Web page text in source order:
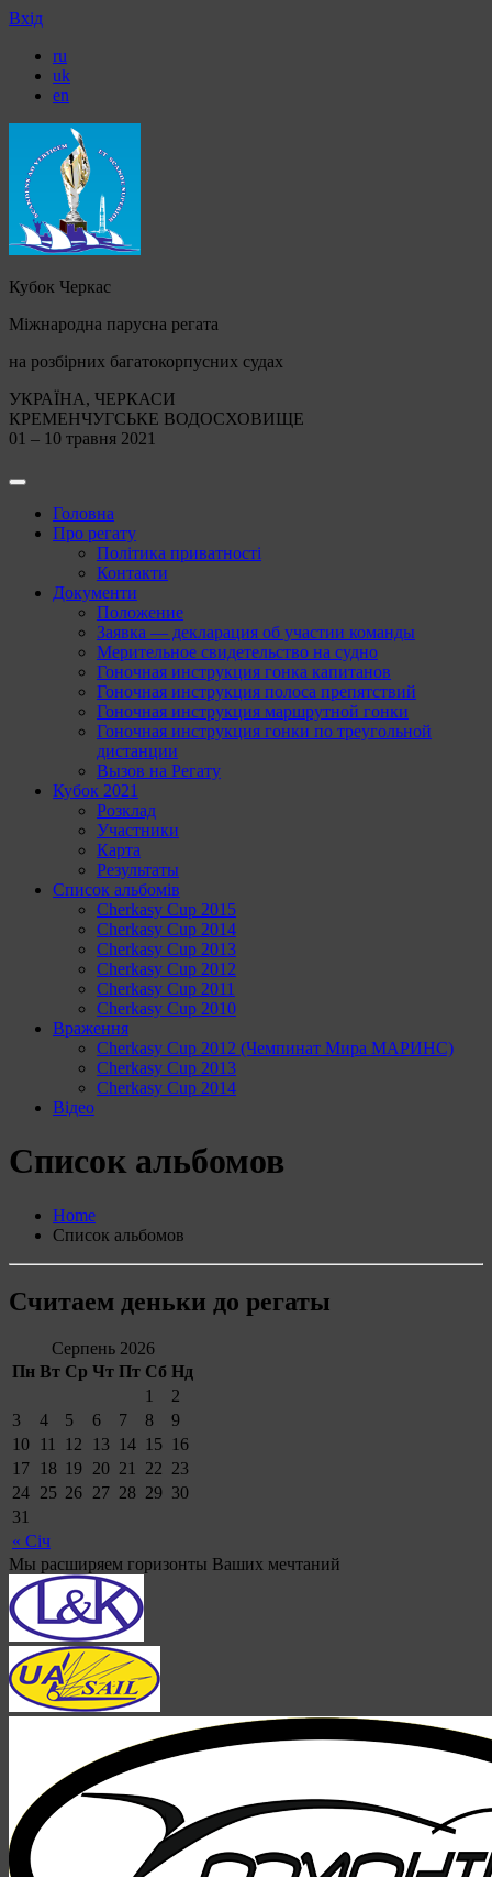
Вхід
ru
uk
en
Кубок Черкас
Міжнародна парусна регата
на розбірних багатокорпусних судах
УКРАЇНА, ЧЕРКАСИ
КРЕМЕНЧУГСЬКЕ ВОДОСХОВИЩЕ
01 – 10 травня 2021
Головна
Про регату
Політика приватності
Контакти
Документи
Положение
Заявка — декларация об участии команды
Мерительное свидетельство на судно
Гоночная инструкция гонка капитанов
Гоночная инструкция полоса препятствий
Гоночная инструкция маршрутной гонки
Гоночная инструкция гонки по треугольной
дистанции
Вызов на Регату
Кубок 2021
Розклад
Участники
Карта
Результаты
Список альбомів
Cherkasy Cup 2015
Cherkasy Cup 2014
Cherkasy Cup 2013
Cherkasy Cup 2012
Cherkasy Cup 2011
Cherkasy Cup 2010
Враження
Cherkasy Cup 2012 (Чемпинат Мира МАРИНС)
Cherkasy Cup 2013
Cherkasy Cup 2014
Відео
Список альбомов
Home
Список альбомов
Считаем деньки до регаты
Серпень 2026
Пн Вт Ср Чт Пт Сб Нд
« Січ
1
2
3
4 5 6 7 8
9
10
11 12 13 14 15
16
17
18 19 20 21 22 23
24 25 26 27 28 29 30
31
Мы расширяем горизонты Ваших мечтаний